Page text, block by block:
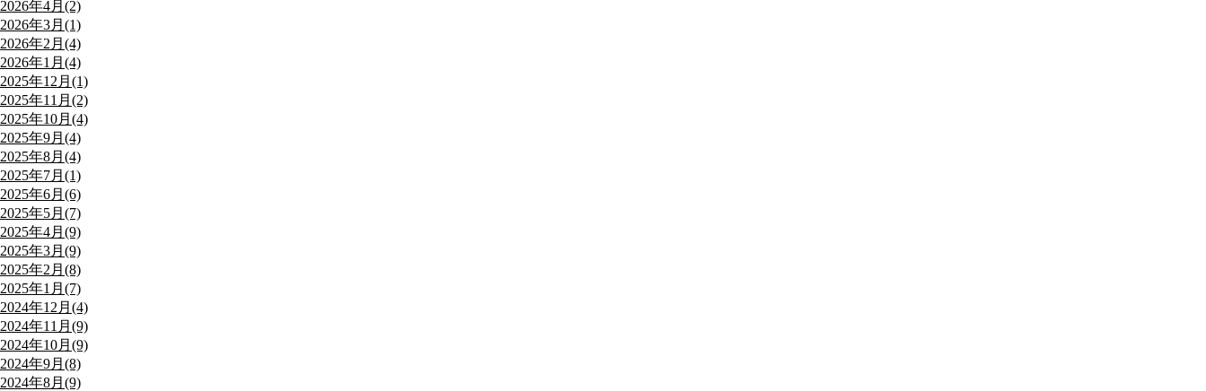
2026年4月(2)
2026年3月(1)
2026年2月(4)
2026年1月(4)
2025年12月(1)
2025年11月(2)
2025年10月(4)
2025年9月(4)
2025年8月(4)
2025年7月(1)
2025年6月(6)
2025年5月(7)
2025年4月(9)
2025年3月(9)
2025年2月(8)
2025年1月(7)
2024年12月(4)
2024年11月(9)
2024年10月(9)
2024年9月(8)
2024年8月(9)